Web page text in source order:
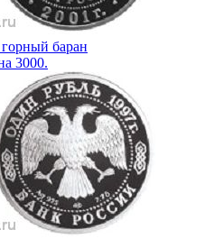
баран
3000.